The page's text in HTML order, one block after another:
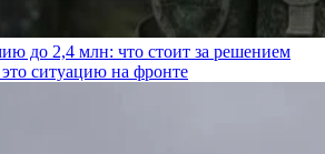
до 2,4 млн: что стоит за решением
ситуацию на фронте